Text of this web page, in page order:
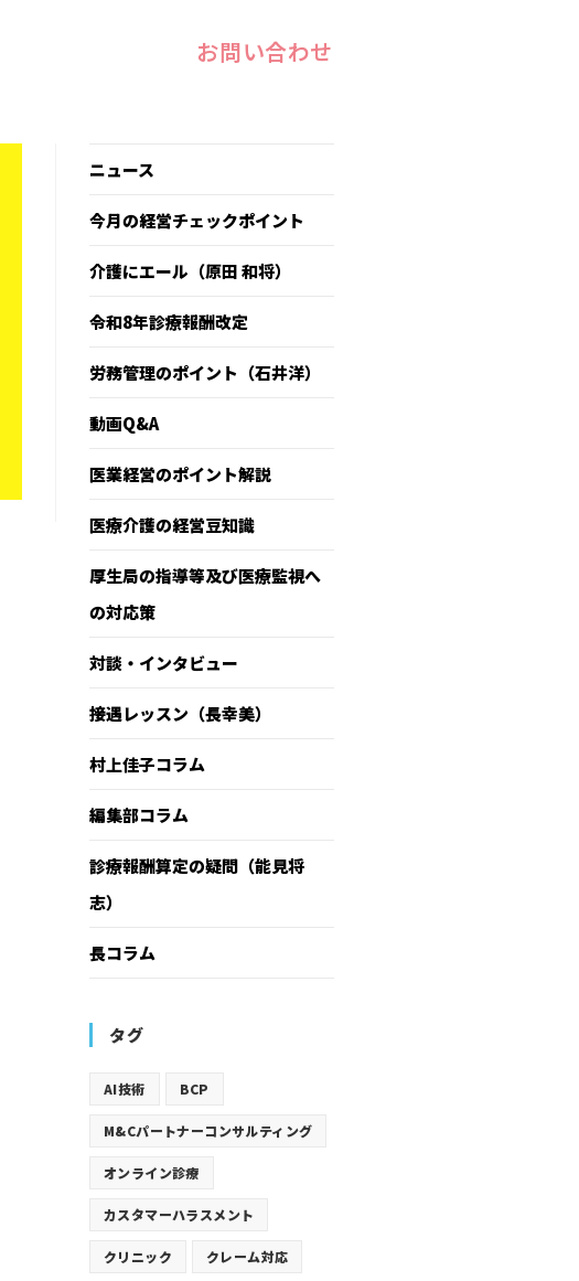
お問い合わせ
ニュース
今月の経営チェックポイント
介護にエール（原田 和将）
令和8年診療報酬改定
労務管理のポイント（石井洋）
動画Q&A
医業経営のポイント解説
医療介護の経営豆知識
厚生局の指導等及び医療監視へ
の対応策
対談・インタビュー
接遇レッスン（長幸美）
村上佳子コラム
編集部コラム
診療報酬算定の疑問（能見将
志）
長コラム
タグ
AI技術 BCP
M&Cパートナーコンサルティング
オンライン診療
カスタマーハラスメント
クリニック クレーム対応